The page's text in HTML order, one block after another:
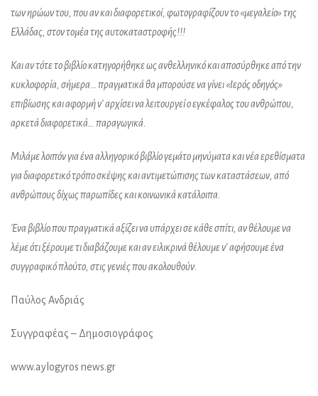
των ηρώων του, που αν και διαφορετικοί, φωτογραφίζουν το «μεγαλείο» της
Ελλάδας, στον τομέα της αυτοκαταστροφής!!!
Και αν τότε το βιβλίο κατηγορήθηκε ως ανθελληνικό και αποσύρθηκε από την
κυκλοφορία, σήμερα… πραγματικά θα μπορούσε να γίνει «Ιερός οδηγός»
επιβίωσης και αφορμή ν’ αρχίσει να λειτουργεί ο εγκέφαλος του ανθρώπου,
αρκετά διαφορετικά… παραγωγικά.
Μιλάμε λοιπόν για ένα αλληγορικό βιβλίο γεμάτο μηνύματα και νέα ερεθίσματα
για διαφορετικό τρόπο σκέψης και αντιμετώπισης των καταστάσεων, από
ανθρώπους δίχως παρωπίδες και κοινωνικά κατάλοιπα.
Ένα βιβλίο που πραγματικά αξίζει να υπάρχει σε κάθε σπίτι, αν θέλουμε να
λέμε ότι ξέρουμε τι διαβάζουμε και αν ειλικρινά θέλουμε ν’ αφήσουμε ένα
συγγραφικό πλούτο, στις γενιές που ακολουθούν.
Παύλος Ανδριάς
Συγγραφέας – Δημοσιογράφος
www.aylogyros news.gr